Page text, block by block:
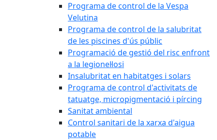
Programa de control de la Vespa
Velutina
Programa de control de la salubritat
de les piscines d'ús públic
Programació de gestió del risc enfront
a la legionel·losi
Insalubritat en habitatges i solars
Programa de control d'activitats de
tatuatge, micropigmentació i pírcing
Sanitat ambiental
Control sanitari de la xarxa d'aigua
potable